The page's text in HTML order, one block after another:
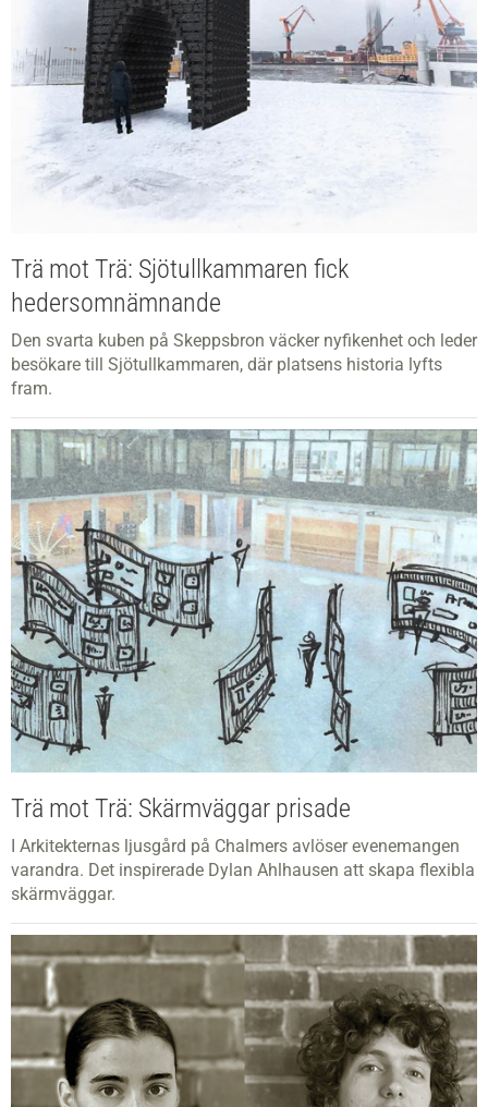
Trä mot Trä: Sjötullkammaren fick
hedersomnämnande
Den svarta kuben på Skeppsbron väcker nyfikenhet och leder
besökare till Sjötullkammaren, där platsens historia lyfts
fram.
Trä mot Trä: Skärmväggar prisade
I Arkitekternas ljusgård på Chalmers avlöser evenemangen
varandra. Det inspirerade Dylan Ahlhausen att skapa flexibla
skärmväggar.